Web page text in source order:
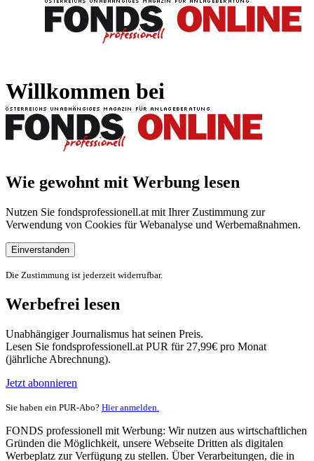
Willkommen bei
Wie gewohnt mit Werbung lesen
Nutzen Sie fondsprofessionell.at mit Ihrer Zustimmung zur
Verwendung von Cookies für Webanalyse und Werbemaßnahmen.
Einverstanden
Die Zustimmung ist jederzeit widerrufbar.
Werbefrei lesen
Unabhängiger Journalismus hat seinen Preis.
Lesen Sie fondsprofessionell.at PUR für 27,99€ pro Monat
(jährliche Abrechnung).
Jetzt abonnieren
Sie haben ein PUR-Abo? Hier anmelden.
FONDS professionell mit Werbung: Wir nutzen aus wirtschaftlichen
Gründen die Möglichkeit, unsere Webseite Dritten als digitalen
Werbeplatz zur Verfügung zu stellen. Über Verarbeitungen, die in